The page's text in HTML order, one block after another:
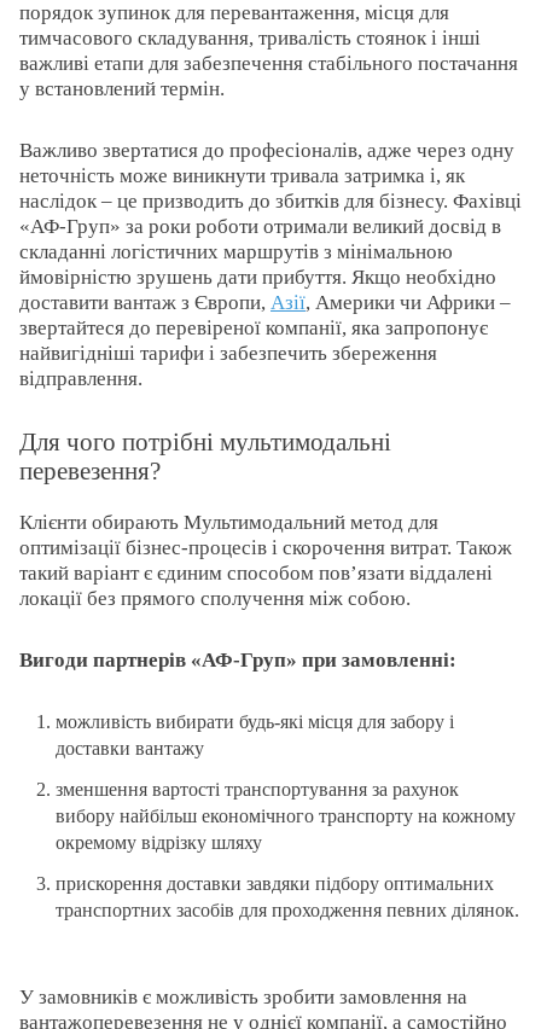
порядок зупинок для перевантаження, місця для
тимчасового складування, тривалість стоянок і інші
важливі етапи для забезпечення стабільного постачання
у встановлений термін.
Важливо звертатися до професіоналів, адже через одну
неточність може виникнути тривала затримка і, як
наслідок – це призводить до збитків для бізнесу. Фахівці
«АФ-Груп» за роки роботи отримали великий досвід в
складанні логістичних маршрутів з мінімальною
ймовірністю зрушень дати прибуття. Якщо необхідно
доставити вантаж з Європи, Азії, Америки чи Африки –
звертайтеся до перевіреної компанії, яка запропонує
найвигідніші тарифи і забезпечить збереження
відправлення.
Для чого потрібні мультимодальні
перевезення?
Клієнти обирають Мультимодальний метод для
оптимізації бізнес-процесів і скорочення витрат. Також
такий варіант є єдиним способом пов’язати віддалені
локації без прямого сполучення між собою.
Вигоди партнерів «АФ-Груп» при замовленні:
можливість вибирати будь-які місця для забору і
доставки вантажу
зменшення вартості транспортування за рахунок
вибору найбільш економічного транспорту на кожному
окремому відрізку шляху
прискорення доставки завдяки підбору оптимальних
транспортних засобів для проходження певних ділянок.
У замовників є можливість зробити замовлення на
вантажоперевезення не у однієї компанії, а самостійно